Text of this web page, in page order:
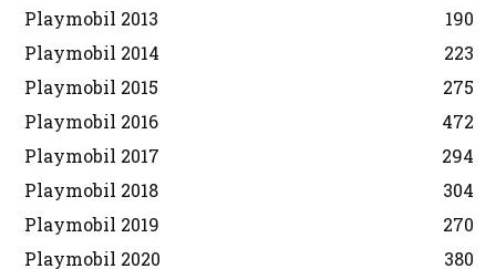
Playmobil 2013
190
Playmobil 2014
223
Playmobil 2015
275
Playmobil 2016
472
Playmobil 2017
294
Playmobil 2018
304
Playmobil 2019
270
Playmobil 2020
380